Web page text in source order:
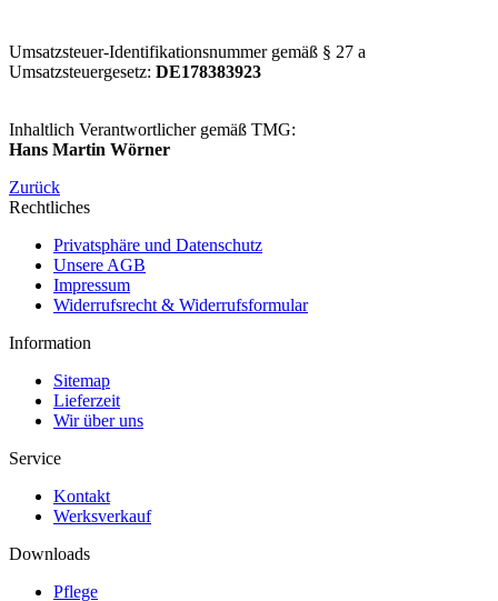
Umsatzsteuer-Identifikationsnummer gemäß § 27 a
Umsatzsteuergesetz: DE178383923
Inhaltlich Verantwortlicher gemäß TMG:
Hans Martin Wörner
Zurück
Rechtliches
Privatsphäre und Datenschutz
Unsere AGB
Impressum
Widerrufsrecht & Widerrufsformular
Information
Sitemap
Lieferzeit
Wir über uns
Service
Kontakt
Werksverkauf
Downloads
Pflege